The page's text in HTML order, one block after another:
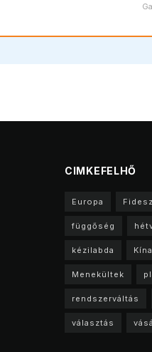
CIMKEFELHŐ
Europa Fidesz
függőség
kézilabda Kína
Menekültek
rendszerváltás
választás